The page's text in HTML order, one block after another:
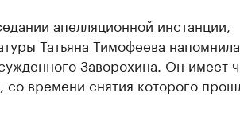
апелляционной инстанции,
Татьяна Тимофеева
Заворохина. Он имеет
времени снятия которого